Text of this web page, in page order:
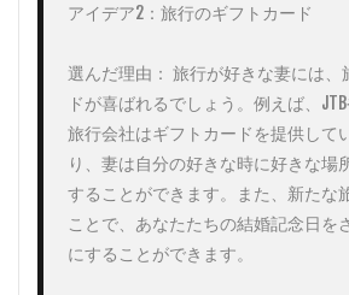
アイデア2：旅行のギフトカード
選んだ理由： 旅行が好きな妻には、
ドが喜ばれるでしょう。例えば、
旅行会社はギフトカードを提供して
り、妻は自分の好きな時に好きな場
することができます。また、新たな
ことで、あなたたちの結婚記念日を
にすることができます。